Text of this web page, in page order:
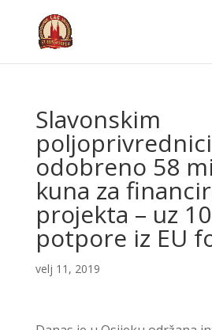
Slavonskim
odobreno 58
kuna za
projekta – uz
potpore iz EU
velj 11, 2019